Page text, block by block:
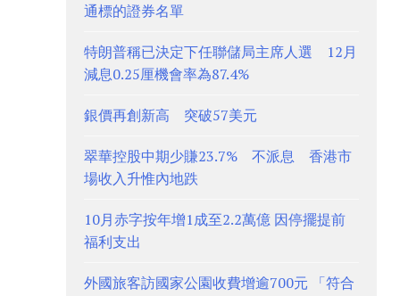
通標的證券名單
特朗普稱已決定下任聯儲局主席人選 12月
減息0.25厘機會率為87.4%
銀價再創新高 突破57美元
翠華控股中期少賺23.7% 不派息 香港市
場收入升惟內地跌
10月赤字按年增1成至2.2萬億 因停擺提前
福利支出
外國旅客訪國家公園收費增逾700元 「符合